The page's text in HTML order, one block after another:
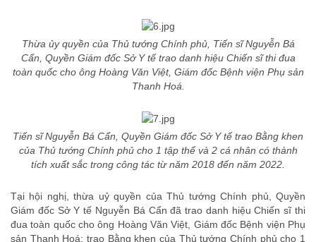
Thừa ủy quyền của Thủ tướng Chính phủ, Tiến sĩ Nguyễn Bá
Cẩn, Quyền Giám đốc Sở Y tế trao danh hiệu Chiến sĩ thi đua
toàn quốc cho ông Hoàng Văn Việt, Giám đốc Bệnh viện Phụ sản
Thanh Hoá.
Tiến sĩ Nguyễn Bá Cẩn, Quyền Giám đốc Sở Y tế trao Bằng khen
của Thủ tướng Chính phủ cho 1 tập thể và 2 cá nhân có thành
tích xuất sắc trong công tác từ năm 2018 đến năm 2022.
Tại hội nghị, thừa uỷ quyền của Thủ tướng Chính phủ, Quyền
Giám đốc Sở Y tế Nguyễn Bá Cẩn đã trao danh hiệu Chiến sĩ thi
đua toàn quốc cho ông Hoàng Văn Việt, Giám đốc Bệnh viện Phụ
sản Thanh Hoá; trao Bằng khen của Thủ tướng Chính phủ cho 1